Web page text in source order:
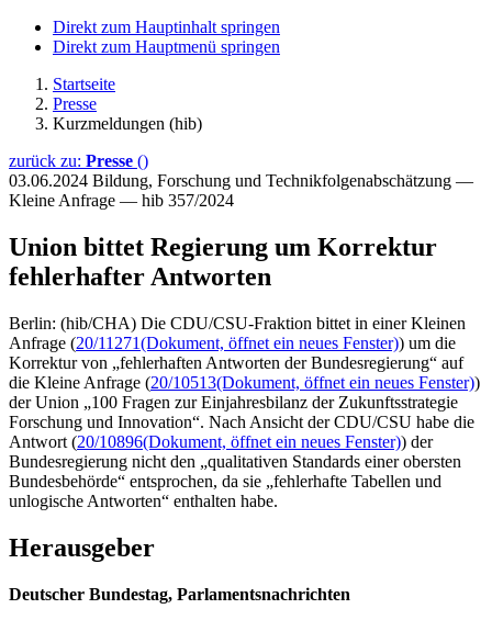
Direkt zum Hauptinhalt springen
Direkt zum Hauptmenü springen
Startseite
Presse
Kurzmeldungen (hib)
zurück zu: Presse ()
03.06.2024 Bildung, Forschung und Technikfolgenabschätzung —
Kleine Anfrage — hib 357/2024
Union bittet Regierung um Korrektur
fehlerhafter Antworten
Berlin: (hib/CHA) Die CDU/CSU-Fraktion bittet in einer Kleinen
Anfrage (20/11271(Dokument, öffnet ein neues Fenster)) um die
Korrektur von „fehlerhaften Antworten der Bundesregierung“ auf
die Kleine Anfrage (20/10513(Dokument, öffnet ein neues Fenster))
der Union „100 Fragen zur Einjahresbilanz der Zukunftsstrategie
Forschung und Innovation“. Nach Ansicht der CDU/CSU habe die
Antwort (20/10896(Dokument, öffnet ein neues Fenster)) der
Bundesregierung nicht den „qualitativen Standards einer obersten
Bundesbehörde“ entsprochen, da sie „fehlerhafte Tabellen und
unlogische Antworten“ enthalten habe.
Herausgeber
Deutscher Bundestag, Parlamentsnachrichten